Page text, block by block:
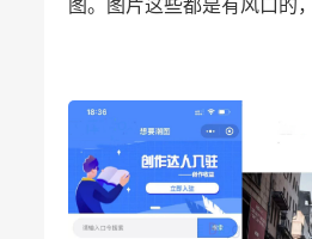
图。图片这些都是有风口的